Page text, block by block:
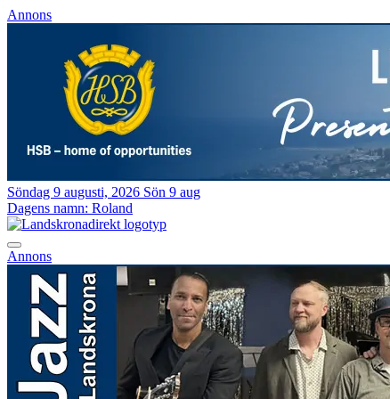
Annons
Söndag 9 augusti, 2026 Sön 9 aug
Dagens namn: Roland
Annons